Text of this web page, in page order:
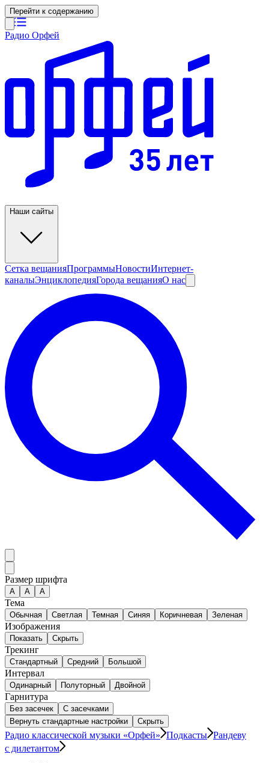
Перейти к содержанию
Радио Орфей
Наши сайты
Сетка вещанияПрограммыНовостиИнтернет-
каналыЭнциклопедияГорода вещанияО нас
Размер шрифта
А A A
Тема
Обычная Светлая Темная Синяя Коричневая Зеленая
Изображения
Показать Скрыть
Трекинг
Стандартный Средний Большой
Интервал
Одинарный Полуторный Двойной
Гарнитура
Без засечек
С засечками
Вернуть стандартные настройки
Скрыть
Радио классической музыки «Орфей» Подкасты Рандеву
с дилетантом